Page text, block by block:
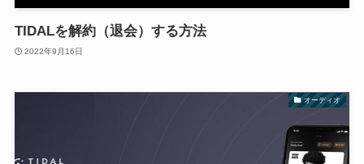
TIDALを解約（退会）する方法
2022年9月16日
オーディオ